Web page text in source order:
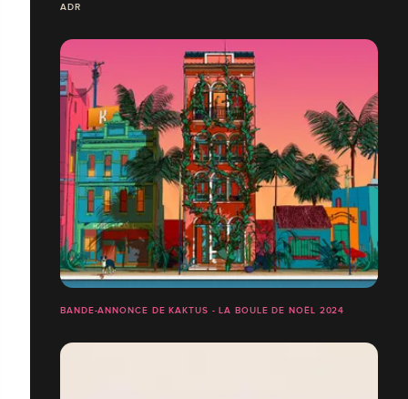
ADR
BANDE-ANNONCE DE KAKTUS - LA BOULE DE NOËL 2024